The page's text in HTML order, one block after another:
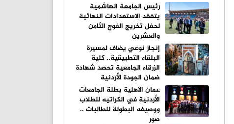
رئيس الجامعة الهاشمية
يتفقد الاستعدادات النهائية
لحفل تخريج الفوج الثامن
والعشرين
إنجاز نوعي يضاف لمسيرة
البلقاء التطبيقية.. كلية
الزرقاء الجامعية تحصد شهادة
ضمان الجودة الأردنية
عمان الاهلية بطلة الجامعات
الأردنية في الكراتيه للطلاب
ووصيفه البطولة للطالبات ..
صور